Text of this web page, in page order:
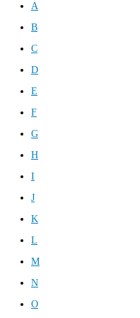
A
B
C
D
E
F
G
H
I
J
K
L
M
N
O